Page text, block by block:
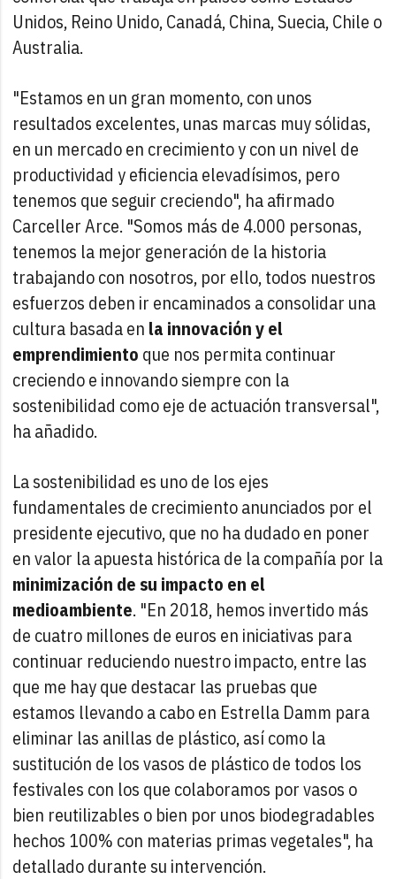
Unidos, Reino Unido, Canadá, China, Suecia, Chile o
Australia.
"Estamos en un gran momento, con unos
resultados excelentes, unas marcas muy sólidas,
en un mercado en crecimiento y con un nivel de
productividad y eficiencia elevadísimos, pero
tenemos que seguir creciendo", ha afirmado
Carceller Arce. "Somos más de 4.000 personas,
tenemos la mejor generación de la historia
trabajando con nosotros, por ello, todos nuestros
esfuerzos deben ir encaminados a consolidar una
cultura basada en la innovación y el
emprendimiento que nos permita continuar
creciendo e innovando siempre con la
sostenibilidad como eje de actuación transversal",
ha añadido.
La sostenibilidad es uno de los ejes
fundamentales de crecimiento anunciados por el
presidente ejecutivo, que no ha dudado en poner
en valor la apuesta histórica de la compañía por la
minimización de su impacto en el
medioambiente. "En 2018, hemos invertido más
de cuatro millones de euros en iniciativas para
continuar reduciendo nuestro impacto, entre las
que me hay que destacar las pruebas que
estamos llevando a cabo en Estrella Damm para
eliminar las anillas de plástico, así como la
sustitución de los vasos de plástico de todos los
festivales con los que colaboramos por vasos o
bien reutilizables o bien por unos biodegradables
hechos 100% con materias primas vegetales", ha
detallado durante su intervención.